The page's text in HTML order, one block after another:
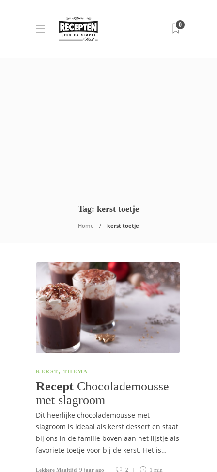
0
Tag: kerst toetje
Home kerst toetje
KERST, THEMA
Recept Chocolademousse
met slagroom
Dit heerlijke chocolademousse met
slagroom is ideaal als kerst dessert en staat
bij ons in de familie boven aan het lijstje als
favoriete toetje voor bij de kerst. Het is…
Lekkere Maaltijd 9 jaar ago 2 1 min